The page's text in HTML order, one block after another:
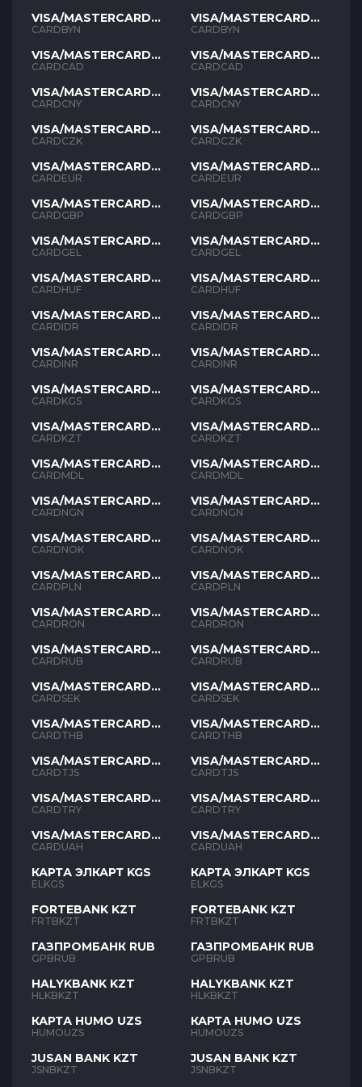
VISA/MASTERCARD
BYN
CARDBYN
VISA/MASTERCARD
CAD
CARDCAD
VISA/MASTERCARD
CNY
CARDCNY
VISA/MASTERCARD
CZK
CARDCZK
VISA/MASTERCARD
EUR
CARDEUR
VISA/MASTERCARD
GBP
CARDGBP
VISA/MASTERCARD
GEL
CARDGEL
VISA/MASTERCARD
HUF
CARDHUF
VISA/MASTERCARD
IDR
CARDIDR
VISA/MASTERCARD
INR
CARDINR
VISA/MASTERCARD
KGS
CARDKGS
VISA/MASTERCARD
KZT
CARDKZT
VISA/MASTERCARD
MDL
CARDMDL
VISA/MASTERCARD
NGN
CARDNGN
VISA/MASTERCARD
NOK
CARDNOK
VISA/MASTERCARD
PLN
CARDPLN
VISA/MASTERCARD
RON
CARDRON
VISA/MASTERCARD
RUB
CARDRUB
VISA/MASTERCARD
SEK
CARDSEK
VISA/MASTERCARD
THB
CARDTHB
VISA/MASTERCARD
TJS
CARDTJS
VISA/MASTERCARD
TYR
CARDTRY
VISA/MASTERCARD
UAH
CARDUAH
КАРТА ЭЛКАРТ KGS
ELKGS
FORTEBANK KZT
FRTBKZT
ГАЗПРОМБАНК RUB
GPBRUB
HALYKBANK KZT
HLKBKZT
КАРТА HUMO UZS
HUMOUZS
JUSAN BANK KZT
JSNBKZT
VISA/MASTERCARD
BYN
CARDBYN
VISA/MASTERCARD
CAD
CARDCAD
VISA/MASTERCARD
CNY
CARDCNY
VISA/MASTERCARD
CZK
CARDCZK
VISA/MASTERCARD
EUR
CARDEUR
VISA/MASTERCARD
GBP
CARDGBP
VISA/MASTERCARD
GEL
CARDGEL
VISA/MASTERCARD
HUF
CARDHUF
VISA/MASTERCARD
IDR
CARDIDR
VISA/MASTERCARD
INR
CARDINR
VISA/MASTERCARD
KGS
CARDKGS
VISA/MASTERCARD
KZT
CARDKZT
VISA/MASTERCARD
MDL
CARDMDL
VISA/MASTERCARD
NGN
CARDNGN
VISA/MASTERCARD
NOK
CARDNOK
VISA/MASTERCARD
PLN
CARDPLN
VISA/MASTERCARD
RON
CARDRON
VISA/MASTERCARD
RUB
CARDRUB
VISA/MASTERCARD
SEK
CARDSEK
VISA/MASTERCARD
THB
CARDTHB
VISA/MASTERCARD
TJS
CARDTJS
VISA/MASTERCARD
TYR
CARDTRY
VISA/MASTERCARD
UAH
CARDUAH
КАРТА ЭЛКАРТ KGS
ELKGS
FORTEBANK KZT
FRTBKZT
ГАЗПРОМБАНК RUB
GPBRUB
HALYKBANK KZT
HLKBKZT
КАРТА HUMO UZS
HUMOUZS
JUSAN BANK KZT
JSNBKZT